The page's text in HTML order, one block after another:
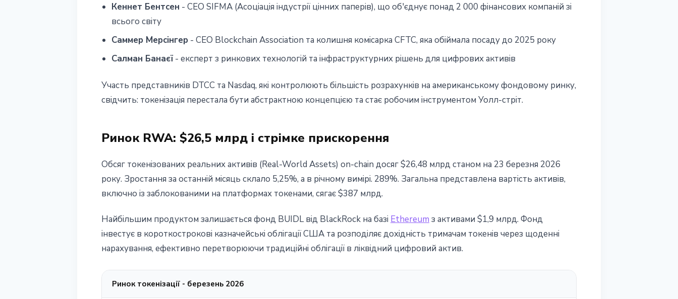
Кеннет Бентсен - CEO SIFMA (Асоціація індустрії цінних паперів), що об'єднує понад 2 000 фінансових компаній зі
всього світу
Саммер Мерсінгер - CEO Blockchain Association та колишня комісарка CFTC, яка обіймала посаду до 2025 року
Салман Банаєї- експерт з ринкових технологій та інфраструктурних рішень для цифрових активів
Участь представників DTCC та Nasdaq, які контролюють більшість розрахунків на американському фондовому ринку,
свідчить: токенізація перестала бути абстрактною концепцією та стає робочим інструментом Уолл-стріт.
Ринок RWA: $26,5 млрд і стрімке прискорення
Обсяг токенізованих реальних активів (Real-World Assets) on-chain досяг $26,48 млрд станом на 23 березня 2026
року. Зростання за останній місяць склало 5,25%, а в річному вимірі. 289%. Загальна представлена вартість активів,
включно із заблокованими на платформах токенами, сягає $387 млрд.
Найбільшим продуктом залишається фонд BUIDL від BlackRock на базі Ethereum з активами $1,9 млрд. Фонд
інвестує в короткострокові казначейські облігації США та розподіляє дохідність тримачам токенів через щоденні
нарахування, ефективно перетворюючи традиційні облігації в ліквідний цифровий актив.
Ринок токенізації - березень 2026